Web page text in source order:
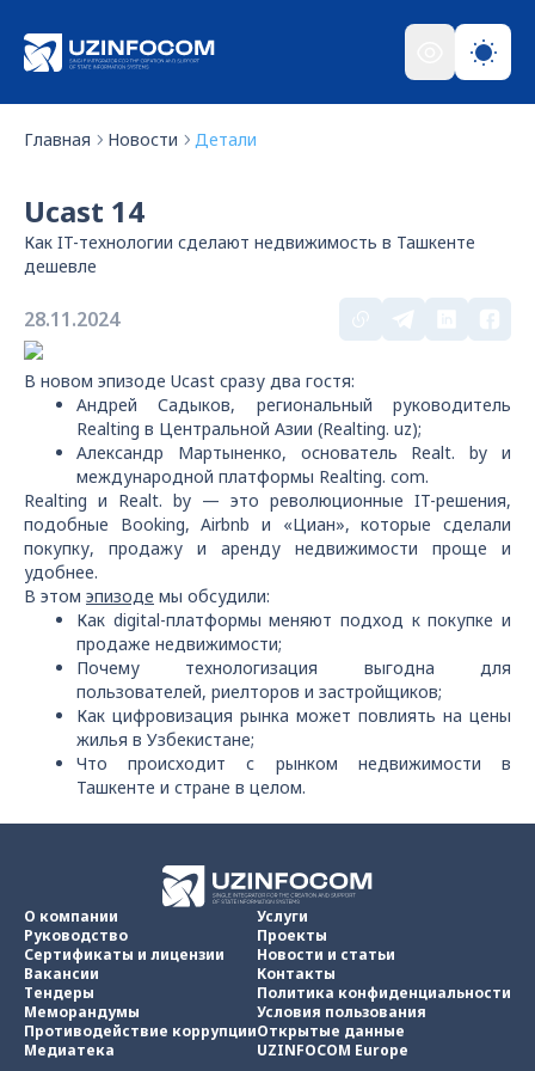
Главная Новости Детали
Ucast 14
Как IT-технологии сделают недвижимость в Ташкенте
дешевле
28.11.2024
В новом эпизоде Ucast сразу два гостя:
Андрей Садыков, региональный руководитель
Realting в Центральной Азии (Realting. uz);
Александр Мартыненко, основатель Realt. by и
международной платформы Realting. com.
Realting и Realt. by — это революционные IT-решения,
подобные Booking, Airbnb и «Циан», которые сделали
покупку, продажу и аренду недвижимости проще и
удобнее.
В этом эпизоде мы обсудили:
Как digital-платформы меняют подход к покупке и
продаже недвижимости;
Почему технологизация выгодна для
пользователей, риелторов и застройщиков;
Как цифровизация рынка может повлиять на цены
жилья в Узбекистане;
Что происходит с рынком недвижимости в
Ташкенте и стране в целом.
О компании
Руководство
Сертификаты и лицензии
Вакансии
Тендеры
Меморандумы
Противодействие коррупции
Медиатека
Услуги
Проекты
Новости и статьи
Контакты
Политика конфиденциальности
Условия пользования
Открытые данные
UZINFOCOM Europe